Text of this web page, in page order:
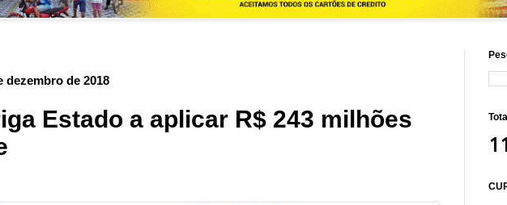
dezembro de 2018
Estado a aplicar R$ 243 milhões